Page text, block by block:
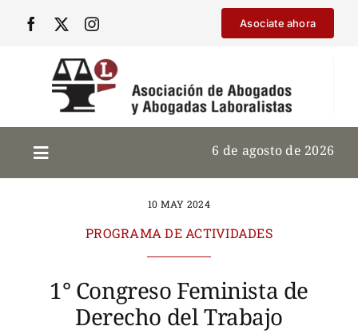
Asociate ahora
6 de agosto de 2026
10 MAY 2024
PROGRAMA DE ACTIVIDADES
1° Congreso Feminista de
Derecho del Trabajo